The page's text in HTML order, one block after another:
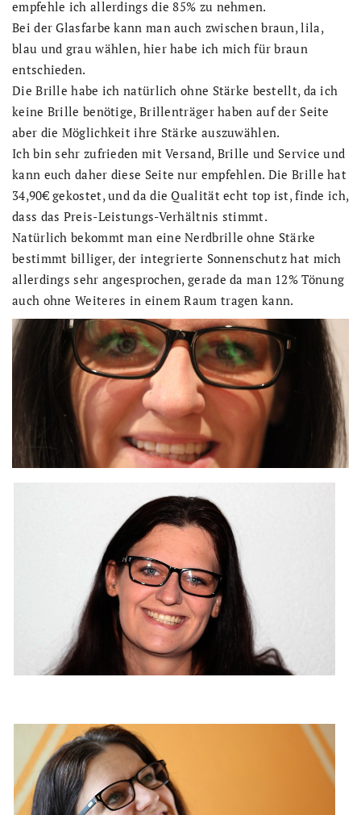
empfehle ich allerdings die 85% zu nehmen.
Bei der Glasfarbe kann man auch zwischen braun, lila,
blau und grau wählen, hier habe ich mich für braun
entschieden.
Die Brille habe ich natürlich ohne Stärke bestellt, da ich
keine Brille benötige, Brillenträger haben auf der Seite
aber die Möglichkeit ihre Stärke auszuwählen.
Ich bin sehr zufrieden mit Versand, Brille und Service und
kann euch daher diese Seite nur empfehlen. Die Brille hat
34,90€ gekostet, und da die Qualität echt top ist, finde ich,
dass das Preis-Leistungs-Verhältnis stimmt.
Natürlich bekommt man eine Nerdbrille ohne Stärke
bestimmt billiger, der integrierte Sonnenschutz hat mich
allerdings sehr angesprochen, gerade da man 12% Tönung
auch ohne Weiteres in einem Raum tragen kann.